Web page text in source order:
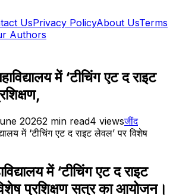
UsPrivacy PolicyAbout UsTerms
Authors
में ‘टीचिंग एट द राइट
20262 min read4 viewsजींद
में ‘टीचिंग एट द राइट
प्रशिक्षण सत्र का आयोजन।